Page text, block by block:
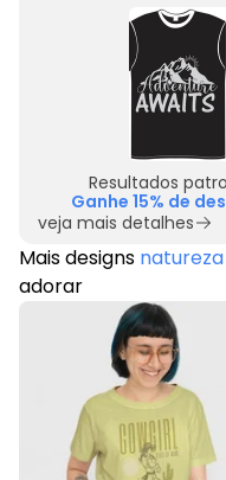
Resultados
Ganhe 15% de
veja mais detalhes
Mais designs natureza
adorar